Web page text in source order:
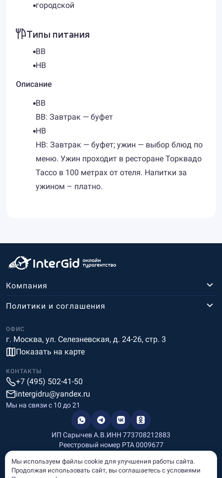
городской
Типы питания
BB
HB
Описание
BB
BB: Завтрак — буфет
HB
HB: Завтрак — буфет; ужин — выбор блюд по
меню. Ужин проходит в ресторане Торквадо
Тассо в 100 метрах от отеля. Напитки за
ужином – платно.
Компания
ОФИС
г. Москва, ул. Селезневская, д. 24-26, стр. 3
Показать на карте
Политики и соглашения
КОНТАКТЫ
+7 (495) 502-41-50
intergidru@yandex.ru
Мы на связи c 10 до 21
ИП Сарычев А.В.ИНН 773708212883
Реестровый номер РТА 0009677
Информация, размещённая на сайте, носит информационный
Мы используем файлы cookie для улучшения работы сайта.
Продолжая использовать сайт, вы соглашаетесь с условиями